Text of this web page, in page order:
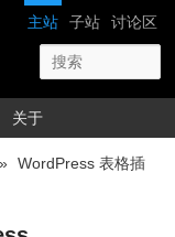
站导航
主站 子站 讨论区
关于
» WordPress 表格插